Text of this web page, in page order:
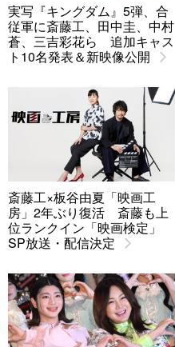
実写『キングダム』5弾、合
従軍に斎藤工、田中圭、中村
蒼、三吉彩花ら 追加キャス
ト10名発表＆新映像公開
斎藤工×板谷由夏「映画工
房」2年ぶり復活 斎藤も上
位ランクイン「映画検定」
SP放送・配信決定